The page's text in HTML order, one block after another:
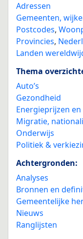
Adressen
Gemeenten,
Postcodes,
Provincies,
Landen
Thema
Auto’s
Gezondheid
Energieprijzen
Migratie,
Onderwijs
Politiek &
Achtergronden:
Analyses
Bronnen en
Gemeentelijke
Nieuws
Ranglijsten